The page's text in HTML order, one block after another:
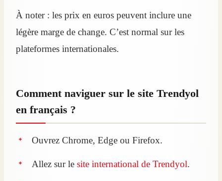
À noter : les prix en euros peuvent inclure une
légère marge de change. C’est normal sur les
plateformes internationales.
Comment naviguer sur le site Trendyol
en français ?
Ouvrez Chrome, Edge ou Firefox.
Allez sur le site international de Trendyol.